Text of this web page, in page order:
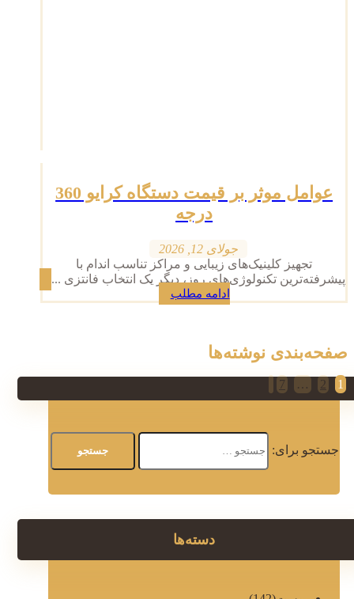
عوامل موثر بر قیمت دستگاه کرایو 360
درجه
جولای 12, 2026
تجهیز کلینیک‌های زیبایی و مراکز تناسب اندام با
پیشرفته‌ترین تکنولوژی‌های روز، دیگر یک انتخاب فانتزی ...
ادامه مطلب
صفحه‌بندی نوشته‌ها
1
2
…
7
جستجو برای:
دسته‌ها